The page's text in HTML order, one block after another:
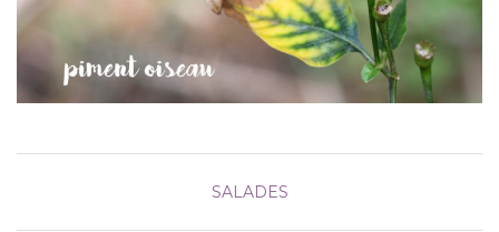
SALADES